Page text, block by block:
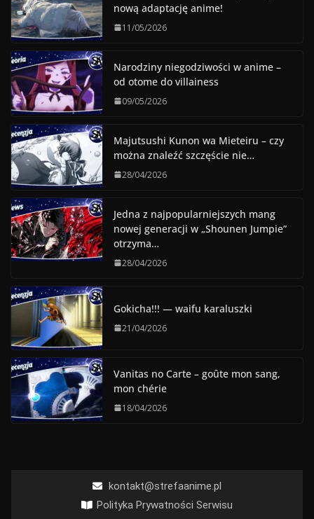
nową adaptację anime!
11/05/2026
Narodziny niegodziwości w anime –
od otome do villainess
09/05/2026
Majutsushi Kunon wa Mieteiru – czy
można znaleźć szczęście nie…
28/04/2026
Jedna z najpopularniejszych mang
nowej generacji w „Shounen Jumpie”
otrzyma…
28/04/2026
Gokicha!!! — waifu karaluszki
21/04/2026
Vanitas no Carte – goûte mon sang,
mon chérie
18/04/2026
kontakt@strefaanime.pl
Polityka Prywatności Serwisu